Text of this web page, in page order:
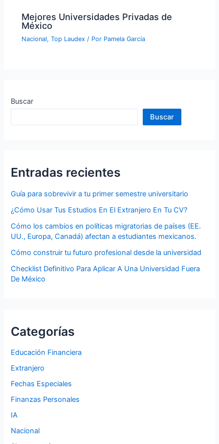
Mejores Universidades Privadas de
México
Nacional,Top Laudex / Por Pamela García
Buscar
Buscar
Entradas recientes
Guía para sobrevivir a tu primer semestre universitario
¿Cómo Usar Tus Estudios En El Extranjero En Tu CV?
Cómo los cambios en políticas migratorias de países (EE.
UU., Europa, Canadá) afectan a estudiantes mexicanos.
Cómo construir tu futuro profesional desde la universidad
Checklist Definitivo Para Aplicar A Una Universidad Fuera
De México
Categorías
Educación Financiera
Extranjero
Fechas Especiales
Finanzas Personales
IA
Nacional